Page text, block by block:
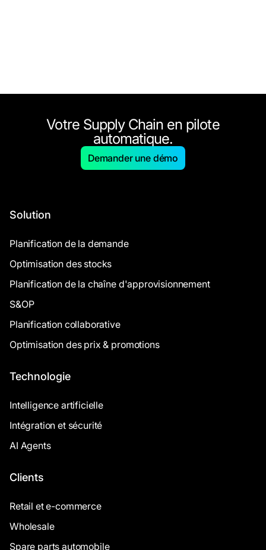
Votre Supply Chain en pilote
automatique.
Demander une démo
Solution
Planification de la demande
Optimisation des stocks
Planification de la chaîne d'approvisionnement
S&OP
Planification collaborative
Optimisation des prix & promotions
Technologie
Intelligence artificielle
Intégration et sécurité
AI Agents
Clients
Retail et e-commerce
Wholesale
Spare parts automobile